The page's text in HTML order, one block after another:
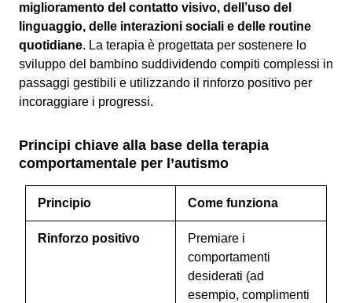
miglioramento del contatto visivo, dell’uso del
linguaggio, delle interazioni sociali e delle routine
quotidiane. La terapia è progettata per sostenere lo
sviluppo del bambino suddividendo compiti complessi in
passaggi gestibili e utilizzando il rinforzo positivo per
incoraggiare i progressi.
Principi chiave alla base della terapia
comportamentale per l’autismo
Principio Come funziona
Rinforzo positivo
Premiare i
comportamenti
desiderati (ad
esempio, complimenti